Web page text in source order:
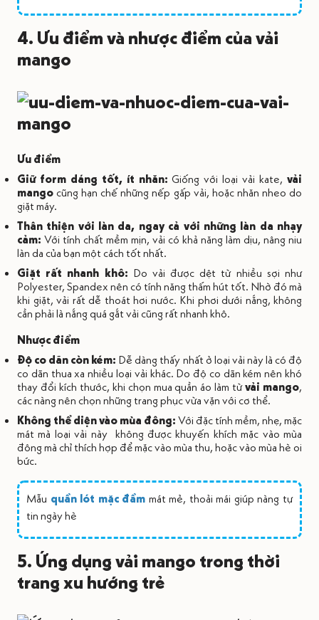
4. Ưu điểm và nhược điểm của vải
mango
Ưu điểm
Giữ form dáng tốt, ít nhăn:Giống với loại vải kate,vải
mango cũng hạn chế những nếp gấp vải, hoặc nhăn nheo do
giặt máy.
Thân thiện với làn da, ngay cả với những làn da nhạy
cảm: Với tính chất mềm mịn, vải có khả năng làm dịu, nâng niu
làn da của bạn một cách tốt nhất.
Giặt rất nhanh khô: Do vải được dệt từ nhiều sợi như
Polyester, Spandex nên có tính năng thấm hút tốt. Nhờ đó mà
khi giặt, vải rất dễ thoát hơi nước. Khi phơi dưới nắng, không
cần phải là nắng quá gắt vải cũng rất nhanh khô.
Nhược điểm
Độ co dãn còn kém: Dễ dàng thấy nhất ở loại vải này là có độ
co dãn thua xa nhiều loại vải khác. Do độ co dãn kém nên khó
thay đổi kích thước, khi chọn mua quần áo làm từvải mango,
các nàng nên chọn những trang phục vừa vặn với cơ thể.
Không thể diện vào mùa đông: Với đặc tính mềm, nhẹ, mặc
mát mà loại vải này không được khuyến khích mặc vào mùa
đông mà chỉ thích hợp để mặc vào mùa thu, hoặc vào mùa hè oi
bức.
Mẫu quần lót mặc đầm mát mẻ, thoải mái giúp nàng tự
tin ngày hè
5. Ứng dụng vải mango trong thời
trang xu hướng trẻ